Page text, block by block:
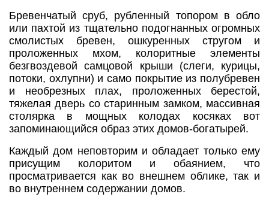
Бревенчатый сруб, рубленный топором в обло
или пахтой из тщательно подогнанных огромных
смолистых бревен, ошкуренных стругом и
проложенных мхом, колоритные элементы
безгвоздевой самцовой крыши (слеги, курицы,
потоки, охлупни) и само покрытие из полубревен
и необрезных плах, проложенных берестой,
тяжелая дверь со старинным замком, массивная
столярка в мощных колодах косяках вот
запоминающийся образ этих домов-богатырей.
Каждый дом неповторим и обладает только ему
присущим колоритом и обаянием, что
просматривается как во внешнем облике, так и
во внутреннем содержании домов.